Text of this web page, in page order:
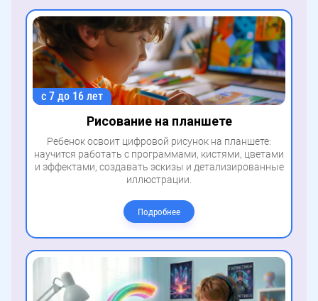
с 7 до 16 лет
Рисование на планшете
Ребенок освоит цифровой рисунок на планшете:
научится работать с программами, кистями, цветами
и эффектами, создавать эскизы и детализированные
иллюстрации.
Подробнее